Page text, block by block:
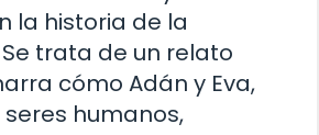
la historia de la
trata de un relato
cómo Adán y Eva,
humanos,